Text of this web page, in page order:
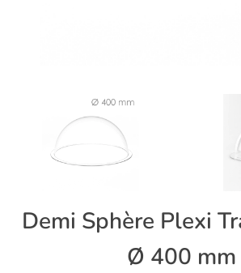
Demi Sphère Plexi
Ø 400 mm